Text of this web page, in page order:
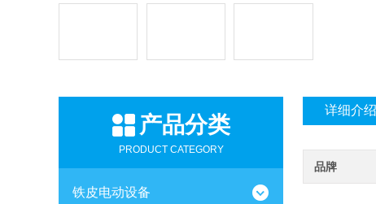
产品分类
PRODUCT CATEGORY
铁皮电动设备
详细介绍
品牌